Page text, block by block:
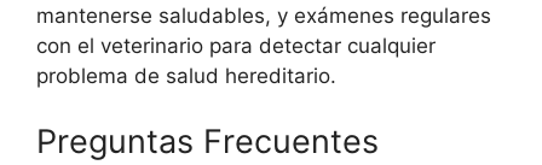
mantenerse saludables, y exámenes regulares
con el veterinario para detectar cualquier
problema de salud hereditario.
Preguntas Frecuentes